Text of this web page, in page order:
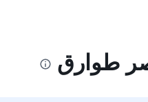
طوارق